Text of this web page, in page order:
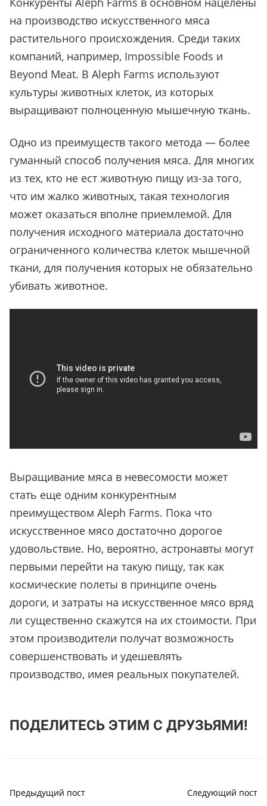
на производство искусственного мяса
растительного происхождения. Среди таких
компаний, например, Impossible Foods и
Beyond Meat. В Aleph Farms используют
культуры животных клеток, из которых
выращивают полноценную мышечную ткань.
Одно из преимуществ такого метода — более
гуманный способ получения мяса. Для многих
из тех, кто не ест животную пищу из-за того,
что им жалко животных, такая технология
может оказаться вполне приемлемой. Для
получения исходного материала достаточно
ограниченного количества клеток мышечной
ткани, для получения которых не обязательно
убивать животное.
Выращивание мяса в невесомости может
стать еще одним конкурентным
преимуществом Aleph Farms. Пока что
искусственное мясо достаточно дорогое
удовольствие. Но, вероятно, астронавты могут
первыми перейти на такую пищу, так как
космические полеты в принципе очень
дороги, и затраты на искусственное мясо вряд
ли существенно скажутся на их стоимости. При
этом производители получат возможность
совершенствовать и удешевлять
производство, имея реальных покупателей.
ПОДЕЛИТЕСЬ ЭТИМ С ДРУЗЬЯМИ!
Предыдущий пост Следующий пост